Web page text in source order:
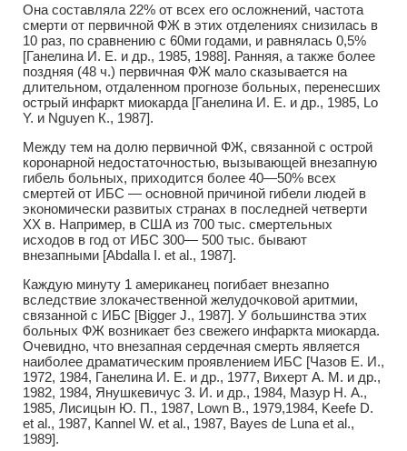
Она составляла 22% от всех его осложнений, частота
смерти от первичной ФЖ в этих отделениях снизилась в
10 раз, по сравнению с 60ми годами, и равнялась 0,5%
[Ганелина И. Е. и др., 1985, 1988]. Ранняя, а также более
поздняя (48 ч.) первичная ФЖ мало сказывается на
длительном, отдаленном прогнозе больных, перенесших
острый инфаркт миокарда [Ганелина И. Е. и др., 1985, Lo
Y. и Nguyen К., 1987].
Между тем на долю первичной ФЖ, связанной с острой
коронарной недостаточностью, вызывающей внезапную
гибель больных, приходится более 40—50% всех
смертей от ИБС — основной причиной гибели людей в
экономически развитых странах в последней четверти
XX в. Например, в США из 700 тыс. смертельных
исходов в год от ИБС 300— 500 тыс. бывают
внезапными [Abdalla I. et al., 1987].
Каждую минуту 1 американец погибает внезапно
вследствие злокачественной желудочковой аритмии,
связанной с ИБС [Bigger J., 1987]. У большинства этих
больных ФЖ возникает без свежего инфаркта миокарда.
Очевидно, что внезапная сердечная смерть является
наиболее драматическим проявлением ИБС [Чазов Е. И.,
1972, 1984, Ганелина И. Е. и др., 1977, Вихерт А. М. и др.,
1982, 1984, Янушкевичус 3. И. и др., 1984, Мазур Н. А.,
1985, Лисицын Ю. П., 1987, Lown В., 1979,1984, Keefe D.
et al., 1987, Kannel W. et al., 1987, Bayes de Luna et al.,
1989].